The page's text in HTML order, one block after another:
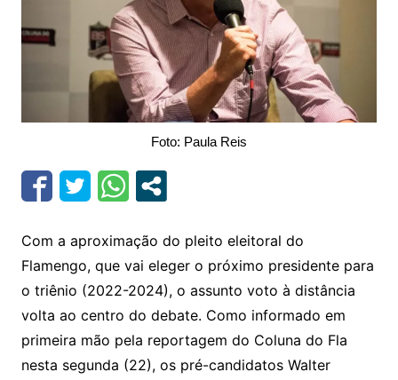
Foto: Paula Reis
Com a aproximação do pleito eleitoral do
Flamengo, que vai eleger o próximo presidente para
o triênio (2022-2024), o assunto voto à distância
volta ao centro do debate. Como informado em
primeira mão pela reportagem do Coluna do Fla
nesta segunda (22), os pré-candidatos Walter